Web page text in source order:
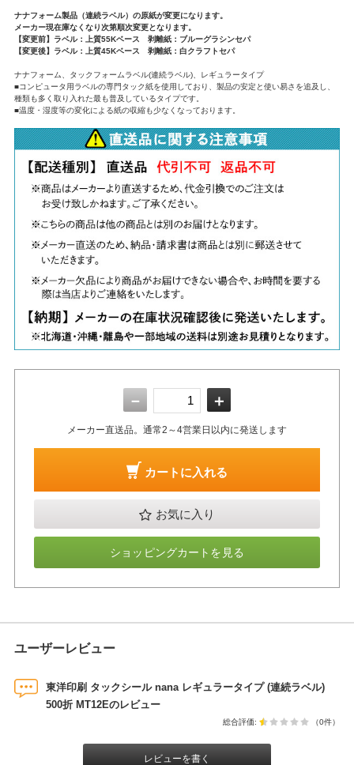
ナナフォーム製品（連続ラベル）の原紙が変更になります。
メーカー現在庫なくなり次第順次変更となります。
【変更前】ラベル：上質55Kベース 剥離紙：ブルーグラシンセパ
【変更後】ラベル：上質45Kベース 剥離紙：白クラフトセパ
ナナフォーム、タックフォームラベル(連続ラベル)、レギュラータイプ
■コンピュータ用ラベルの専門タック紙を使用しており、製品の安定と使い易さを追及し、
種類も多く取り入れた最も普及しているタイプです。
■温度・湿度等の変化による紙の収縮も少なくなっております。
－ ＋
メーカー直送品。通常2～4営業日以内に発送します
カートに入れる
お気に入り
ショッピングカートを見る
ユーザーレビュー
東洋印刷 タックシール nana レギュラータイプ (連続ラベル)
500折 MT12Eのレビュー
総合評価: （0件）
レビューを書く